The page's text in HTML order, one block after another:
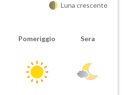
Luna crescente
Pomeriggio Sera